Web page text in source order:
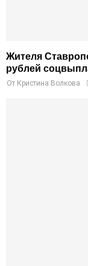
Жителя
рублей
От Кристина Волкова